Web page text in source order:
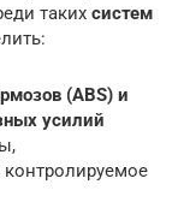
таких систем
(ABS) и
усилий